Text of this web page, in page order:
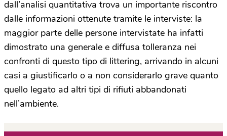
dall’analisi quantitativa trova un importante riscontro
dalle informazioni ottenute tramite le interviste: la
maggior parte delle persone intervistate ha infatti
dimostrato una generale e diffusa tolleranza nei
confronti di questo tipo di littering, arrivando in alcuni
casi a giustificarlo o a non considerarlo grave quanto
quello legato ad altri tipi di rifiuti abbandonati
nell’ambiente.